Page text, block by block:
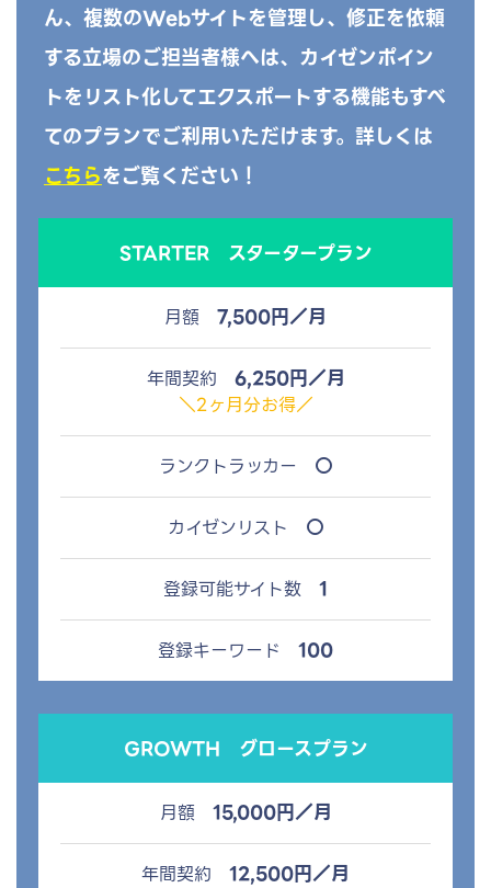
ん、複数のWebサイトを管理し、修正を依頼
する立場のご担当者様へは、カイゼンポイン
トをリスト化してエクスポートする機能もすべ
てのプランでご利用いただけます。詳しくは
こちらをご覧ください！
STARTER スタータープラン
月額 7,500円／月
年間契約 6,250円／月
＼2ヶ月分お得／
ランクトラッカー ○
カイゼンリスト ○
登録可能サイト数 1
登録キーワード 100
GROWTH グロースプラン
月額 15,000円／月
年間契約 12,500円／月